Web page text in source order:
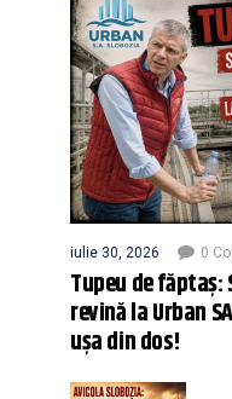
iulie 30, 2026 0
Tupeu de făptaș:
revină la Urban
ușa din dos!